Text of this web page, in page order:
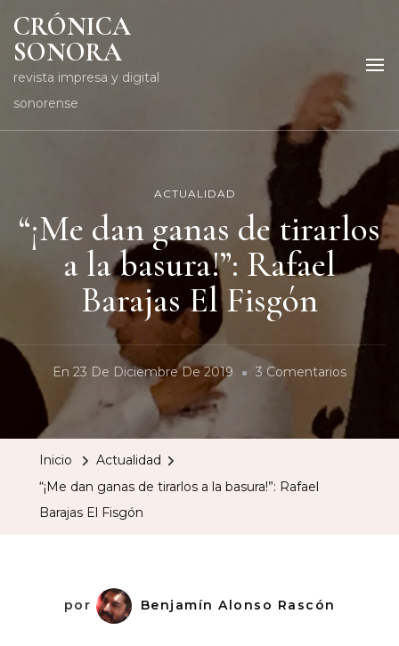
CRÓNICA
SONORA
revista impresa y digital
sonorense
ACTUALIDAD
“¡Me dan ganas de tirarlos
a la basura!”: Rafael
Barajas El Fisgón
En 23 De Diciembre De 2019 3 ComentariosEn
“¡Me
Dan
Inicio
Actualidad
“¡Me dan ganas de tirarlos a la basura!”: Rafael
Barajas El Fisgón
por Benjamín Alonso Rascón